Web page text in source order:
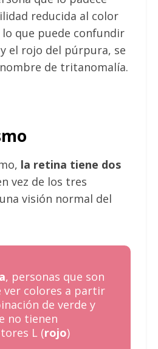
reducida al color
que puede confundir
el rojo del púrpura, se
de tritanomalía.
la retina tiene dos
vez de los tres
visión normal del
, personas que son
ver colores a partir
de verde y
no tienen
L (rojo)